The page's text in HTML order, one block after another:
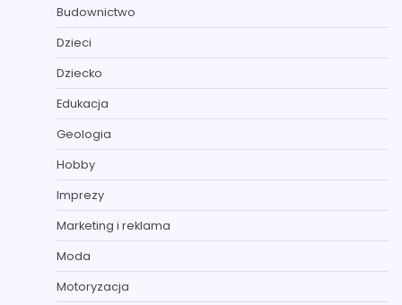
Budownictwo
Dzieci
Dziecko
Edukacja
Geologia
Hobby
Imprezy
Marketing i reklama
Moda
Motoryzacja